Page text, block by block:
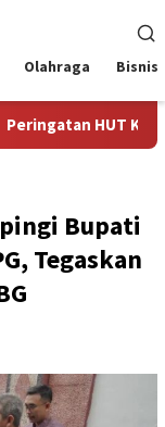
Olahraga Bisnis
Ke-1 Kodaeral
Bupati
Tegaskan